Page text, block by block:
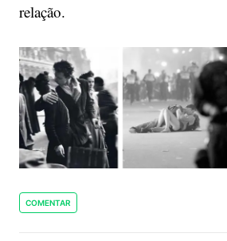
relação.
COMENTAR